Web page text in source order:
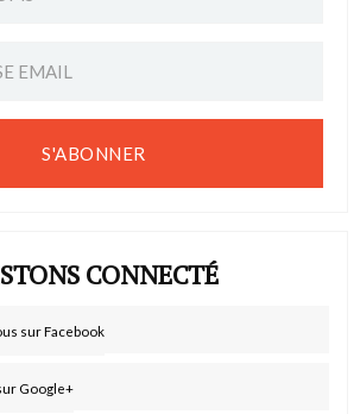
S'ABONNER
CONNECTÉ
sur Facebook
Google+